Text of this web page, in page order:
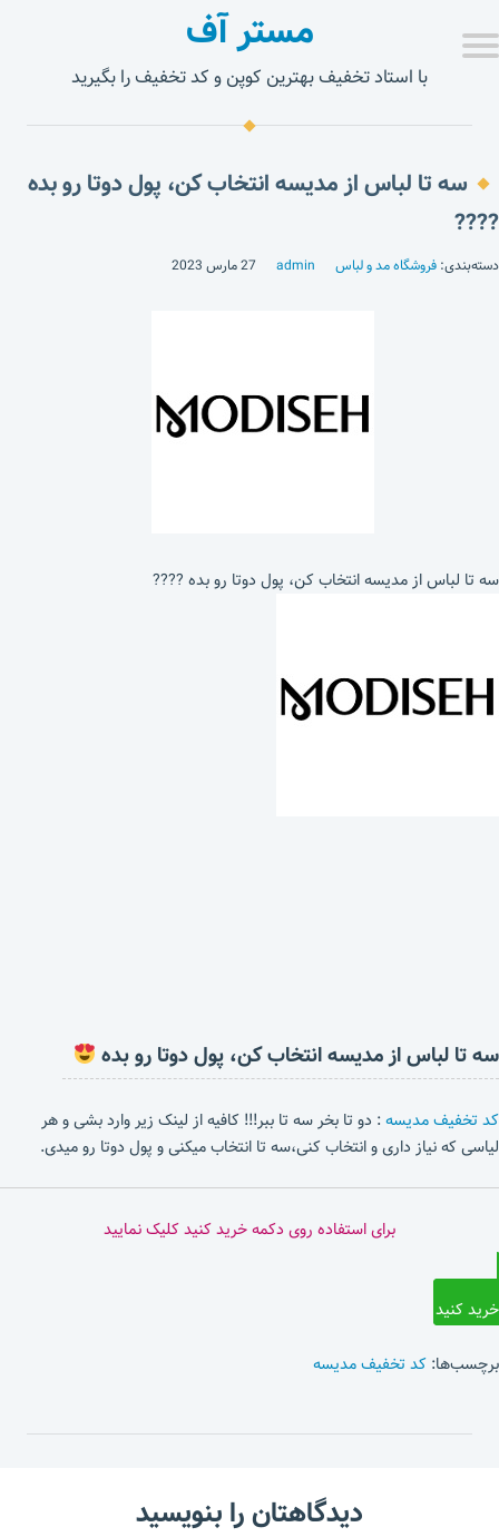
مستر آف
با استاد تخفیف بهترین کوپن و کد تخفیف را بگیرید
سه تا لباس از مدیسه انتخاب کن، پول دوتا رو بده
????
دسته‌بندی: فروشگاه مد و لباس admin 27 مارس 2023
سه تا لباس از مدیسه انتخاب کن، پول دوتا رو بده ????
سه تا لباس از مدیسه انتخاب کن، پول دوتا رو بده
کد تخفیف مدیسه: دو تا بخر سه تا ببر!!! کافیه از لینک زیر وارد بشی و هر
لیاسی که نیاز داری و انتخاب کنی،سه تا انتخاب میکنی و پول دوتا رو میدی.
برای استفاده روی دکمه خرید کنید کلیک نمایید
خرید کنید
برچسب‌ها: کد تخفیف مدیسه
دیدگاهتان را بنویسید